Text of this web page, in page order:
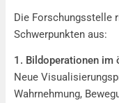
Die Forschungsstelle
Schwerpunkten aus:
1. Bildoperationen im
Neue
Wahrnehmung,